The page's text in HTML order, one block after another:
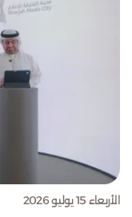
الأربعاء 15 يوليو 2026